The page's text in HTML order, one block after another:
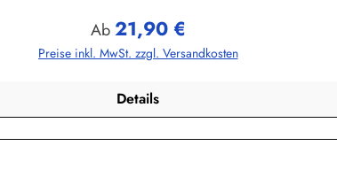
Regulärer Preis:
Ab21,90 €
Preise inkl. MwSt. zzgl. Versandkosten
Details